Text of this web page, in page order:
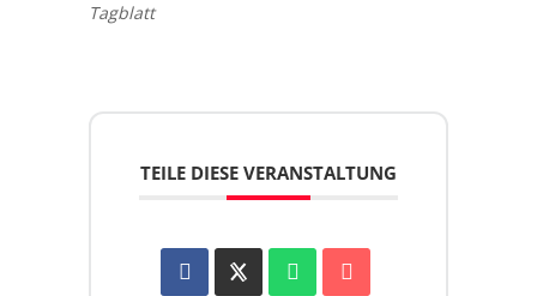
Tagblatt
TEILE DIESE VERANSTALTUNG